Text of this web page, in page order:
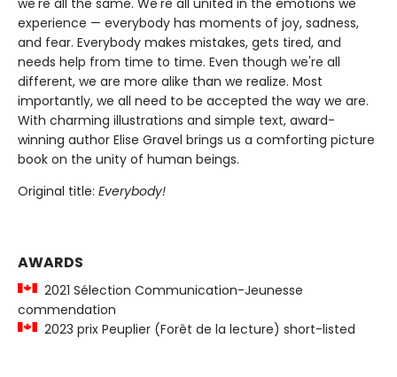
experience — everybody has moments of joy, sadness,
and fear. Everybody makes mistakes, gets tired, and
needs help from time to time. Even though we're all
different, we are more alike than we realize. Most
importantly, we all need to be accepted the way we are.
With charming illustrations and simple text, award-
winning author Elise Gravel brings us a comforting picture
book on the unity of human beings.
Original title: Everybody!
AWARDS
2021 Sélection Communication-Jeunesse
commendation
2023 prix Peuplier (Forêt de la lecture) short-listed